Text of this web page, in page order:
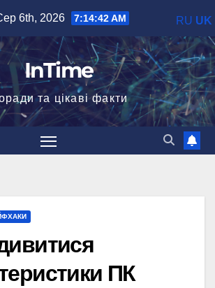
6th, 2026 7:14:43 AM
InTime
та цікаві факти
ПК
RU UK